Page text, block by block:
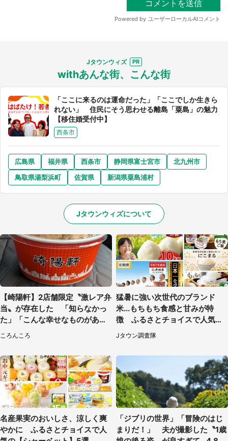
選択する
Jタウンウィズ
withあんな街、こんな街
「ここに来るのは運命だった」「ここでしか生きら
れない」 住民にそう思わせる離島「粟島」の魅力
【移住婚受付中】
西条市
広島県 福井県 西条市 静岡県富士宮市
北九州市
鳥取県湯梨浜町
佐賀県 新潟県粟島浦村
Jタウンウィズについて
【崎陽軒】2店舗限定〝激レア弁
当〟が存在した 「知らなかっ
た」「こんな幸せなものがあっ
ころんころ
猛暑に強い次世代のブランド
米...もちもち食感と甘みが特
徴 ふるさとチョイスで人気の
【にこまる】5選
Jタウン調査隊
名産果実のおいしさ、涼しく爽
やかに ふるさとチョイスで人
「ジブリの世界」「冒険のはじ
まりだ！」 夫が撮影した〝1歳